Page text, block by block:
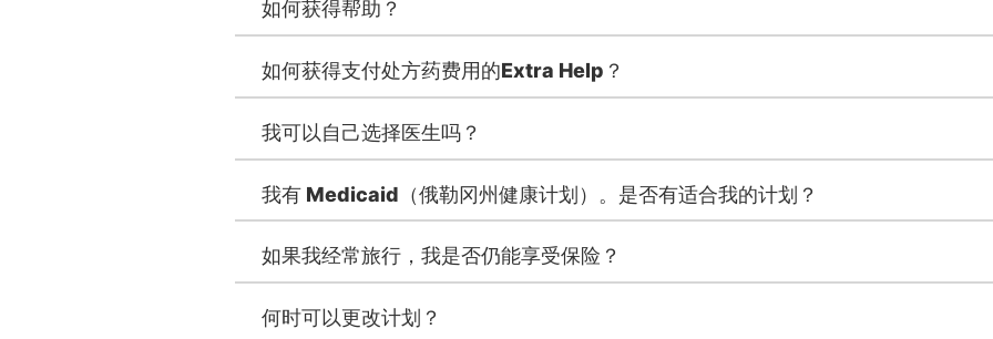
如何获得帮助？
如何获得支付处方药费用的Extra Help？
我可以自己选择医生吗？
我有 Medicaid（俄勒冈州健康计划）。是否有适合我的计划？
如果我经常旅行，我是否仍能享受保险？
何时可以更改计划？